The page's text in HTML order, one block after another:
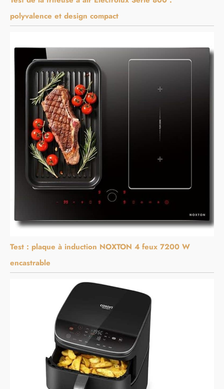
polyvalence et design compact
Test : plaque à induction NOXTON 4 feux 7200 W
encastrable